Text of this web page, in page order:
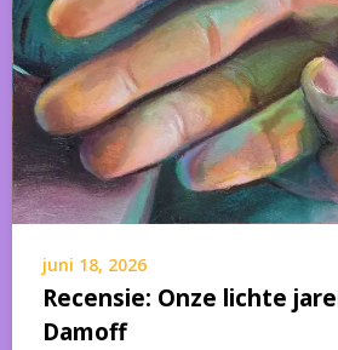
juni 18, 2026
Recensie: Onze lichte
Damoff